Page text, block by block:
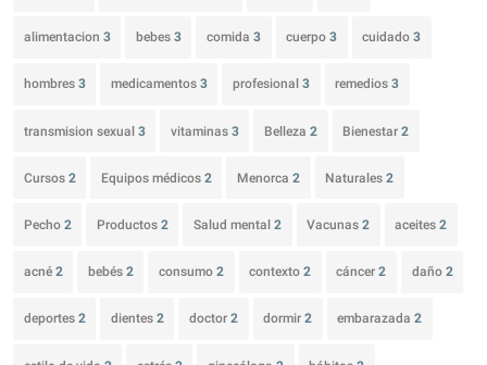
alimentacion 3 bebes 3 comida 3 cuerpo3 cuidado3
hombres 3 medicamentos 3 profesional 3 remedios3
transmision sexual 3 vitaminas 3 Belleza 2 Bienestar2
Cursos 2 Equipos médicos 2 Menorca 2 Naturales2
Pecho 2 Productos 2 Salud mental 2 Vacunas2 aceites2
acné 2 bebés 2 consumo 2 contexto2 cáncer2 daño 2
deportes 2 dientes 2 doctor 2 dormir2 embarazada2